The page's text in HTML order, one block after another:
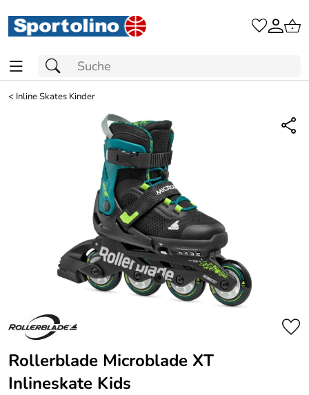
< Inline Skates Kinder
Rollerblade Microblade XT
Inlineskate Kids